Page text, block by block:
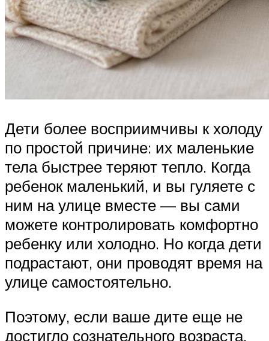
Дети более восприимчивы к холоду
по простой причине: их маленькие
тела быстрее теряют тепло. Когда
ребенок маленький, и вы гуляете с
ним на улице вместе — вы сами
можете контролировать комфортно
ребенку или холодно. Но когда дети
подрастают, они проводят время на
улице самостоятельно.
Поэтому, если ваше дите еще не
достигло сознательного возраста,